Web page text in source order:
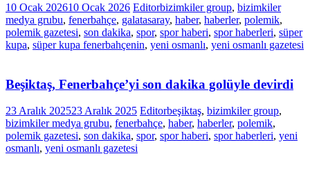
10 Ocak 202610 Ocak 2026 Editorbizimkiler group, bizimkiler
medya grubu, fenerbahçe, galatasaray, haber, haberler, polemik,
polemik gazetesi, son dakika, spor, spor haberi, spor haberleri, süper
kupa, süper kupa fenerbahçenin, yeni osmanlı, yeni osmanlı gazetesi
Beşiktaş, Fenerbahçe’yi son dakika golüyle devirdi
23 Aralık 202523 Aralık 2025 Editorbeşiktaş, bizimkiler group,
bizimkiler medya grubu, fenerbahçe, haber, haberler, polemik,
polemik gazetesi, son dakika, spor, spor haberi, spor haberleri, yeni
osmanlı, yeni osmanlı gazetesi